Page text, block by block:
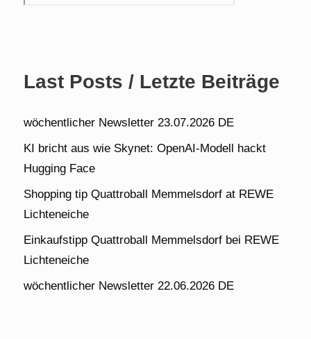
Last Posts / Letzte Beiträge
wöchentlicher Newsletter 23.07.2026 DE
KI bricht aus wie Skynet: OpenAI-Modell hackt
Hugging Face
Shopping tip Quattroball Memmelsdorf at REWE
Lichteneiche
Einkaufstipp Quattroball Memmelsdorf bei REWE
Lichteneiche
wöchentlicher Newsletter 22.06.2026 DE